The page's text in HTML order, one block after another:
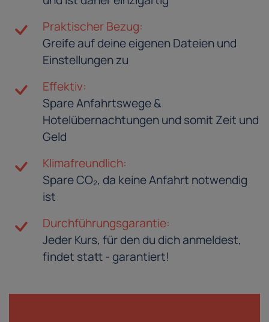
Praktischer Bezug:
Greife auf deine eigenen Dateien und
Einstellungen zu
Effektiv:
Spare Anfahrtswege &
Hotelübernachtungen und somit Zeit und
Geld
Klimafreundlich:
Spare CO₂, da keine Anfahrt notwendig
ist
Durchführungsgarantie:
Jeder Kurs, für den du dich anmeldest,
findet statt - garantiert!